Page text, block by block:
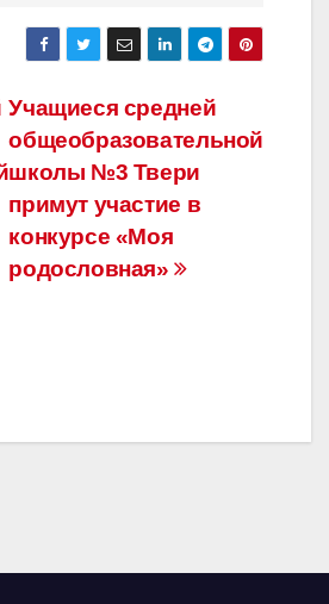
Учащиеся средней
общеобразовательной
школы №3 Твери
примут участие в
конкурсе «Моя
родословная»